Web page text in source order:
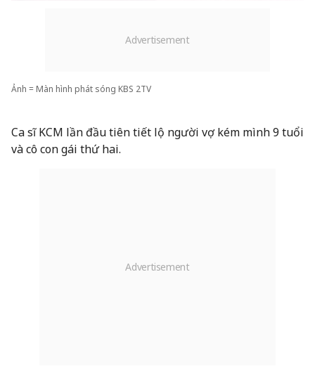
Ảnh = Màn hình phát sóng KBS 2TV
Ca sĩ KCM lần đầu tiên tiết lộ người vợ kém mình 9 tuổi
và cô con gái thứ hai.